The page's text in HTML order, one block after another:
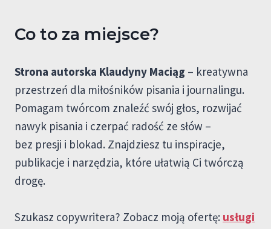
Co to za miejsce?
Strona autorska Klaudyny Maciąg – kreatywna
przestrzeń dla miłośników pisania i journalingu.
Pomagam twórcom znaleźć swój głos, rozwijać
nawyk pisania i czerpać radość ze słów –
bez presji i blokad. Znajdziesz tu inspiracje,
publikacje i narzędzia, które ułatwią Ci twórczą
drogę.
Szukasz copywritera? Zobacz moją ofertę: usługi